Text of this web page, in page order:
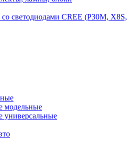
со светодиодами CREE (P30M,
модельные